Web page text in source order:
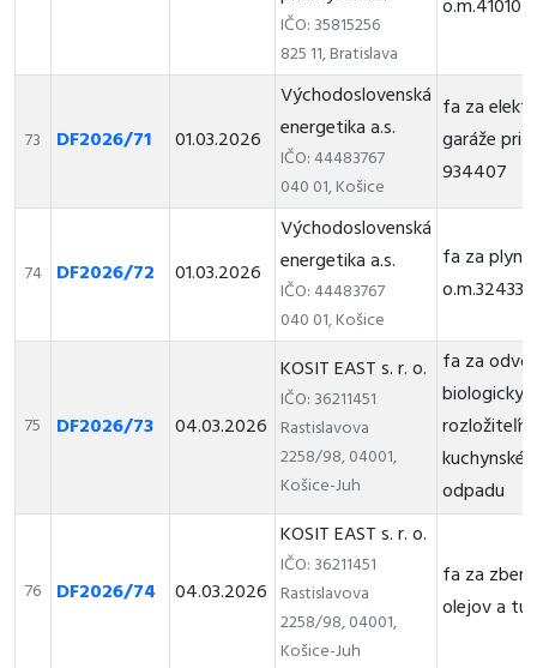
IČO: 35815256
825 11, Bratislava
73 DF2026/71 01.03.2026
Východoslovenská
energetika a.s.
IČO: 44483767
040 01, Košice
fa za
garáže pri
934407
74 DF2026/72 01.03.2026
Východoslovenská
energetika a.s.
IČO: 44483767
040 01, Košice
fa za plyn
o.m.324337
75 DF2026/73 04.03.2026
KOSIT EAST s. r. o.
IČO: 36211451
Rastislavova
2258/98, 04001,
Košice-Juh
fa za
biologicky
odpadu
76 DF2026/74 04.03.2026
KOSIT EAST s. r. o.
IČO: 36211451
Rastislavova
2258/98, 04001,
Košice-Juh
fa za zber
olejov a